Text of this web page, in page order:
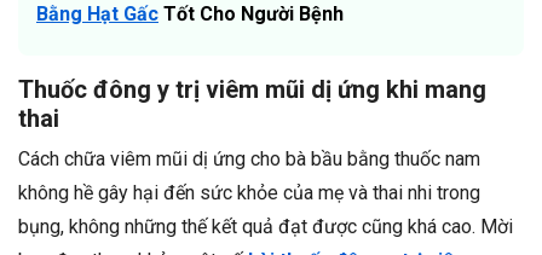
Bằng Hạt Gấc Tốt Cho Người Bệnh
Thuốc đông y trị viêm mũi dị ứng khi mang
thai
Cách chữa viêm mũi dị ứng cho bà bầu bằng thuốc nam
không hề gây hại đến sức khỏe của mẹ và thai nhi trong
bụng, không những thế kết quả đạt được cũng khá cao. Mời